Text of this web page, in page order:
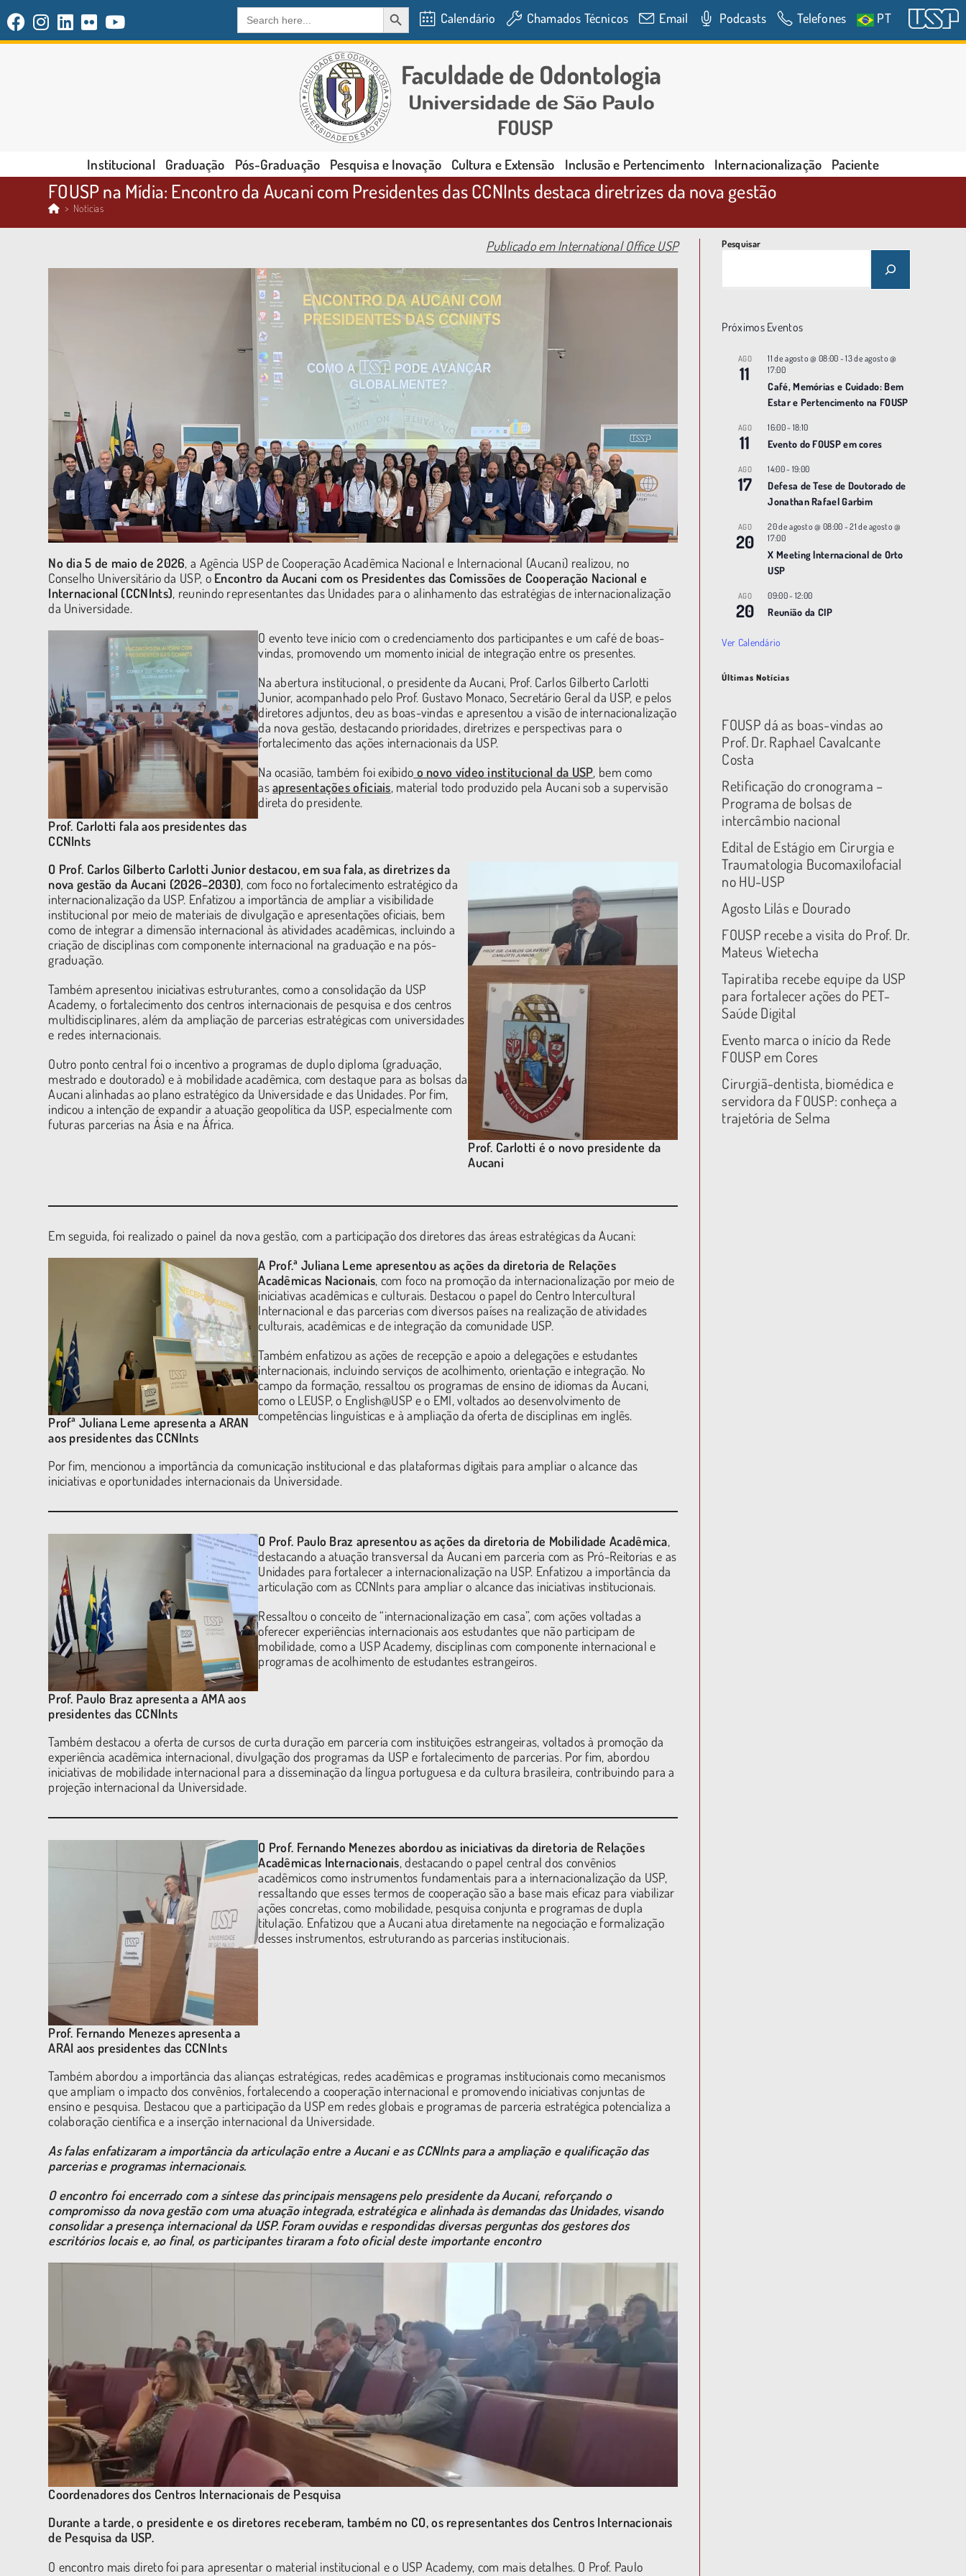
Search
for:
SEARCH BUTTON
Calendário Chamados Técnicos Email Podcasts Telefones PT
Institucional Graduação Pós-Graduação Pesquisa e Inovação Cultura e Extensão Inclusão e Pertencimento Internacionalização Paciente
FOUSP na Mídia: Encontro da Aucani com Presidentes das CCNInts destaca diretrizes da nova gestão
> Notícias
Publicado em International Office USP
No dia 5 de maio de 2026, a Agência USP de Cooperação Acadêmica Nacional e Internacional (Aucani) realizou, no
Conselho Universitário da USP, o Encontro da Aucani com os Presidentes das Comissões de Cooperação Nacional e
Internacional (CCNInts), reunindo representantes das Unidades para o alinhamento das estratégias de internacionalização
da Universidade.
Prof. Carlotti fala aos presidentes das
CCNInts
O evento teve início com o credenciamento dos participantes e um café de boas-
vindas, promovendo um momento inicial de integração entre os presentes.
Na abertura institucional, o presidente da Aucani, Prof. Carlos Gilberto Carlotti
Junior, acompanhado pelo Prof. Gustavo Monaco, Secretário Geral da USP, e pelos
diretores adjuntos, deu as boas-vindas e apresentou a visão de internacionalização
da nova gestão, destacando prioridades, diretrizes e perspectivas para o
fortalecimento das ações internacionais da USP.
Na ocasião, também foi exibido o novo vídeo institucional da USP, bem como
asapresentações oficiais, material todo produzido pela Aucani sob a supervisão
direta do presidente.
O Prof. Carlos Gilberto Carlotti Junior destacou, em sua fala, as diretrizes da
nova gestão da Aucani (2026–2030), com foco no fortalecimento estratégico da
internacionalização da USP. Enfatizou a importância de ampliar a visibilidade
institucional por meio de materiais de divulgação e apresentações oficiais, bem
como de integrar a dimensão internacional às atividades acadêmicas, incluindo a
criação de disciplinas com componente internacional na graduação e na pós-
graduação.
Também apresentou iniciativas estruturantes, como a consolidação da USP
Academy, o fortalecimento dos centros internacionais de pesquisa e dos centros
multidisciplinares, além da ampliação de parcerias estratégicas com universidades
e redes internacionais.
Outro ponto central foi o incentivo a programas de duplo diploma (graduação,
mestrado e doutorado) e à mobilidade acadêmica, com destaque para as bolsas da
Aucani alinhadas ao plano estratégico da Universidade e das Unidades. Por fim,
indicou a intenção de expandir a atuação geopolítica da USP, especialmente com
futuras parcerias na Ásia e na África.
Prof. Carlotti é o novo presidente da
Aucani
Em seguida, foi realizado o painel da nova gestão, com a participação dos diretores das áreas estratégicas da Aucani:
Profª Juliana Leme apresenta a ARAN
aos presidentes das CCNInts
A Prof.ª Juliana Leme apresentouas ações da diretoria de Relações
Acadêmicas Nacionais, com foco na promoção da internacionalização por meio de
iniciativas acadêmicas e culturais. Destacou o papel do Centro Intercultural
Internacional e das parcerias com diversos países na realização de atividades
culturais, acadêmicas e de integração da comunidade USP.
Também enfatizou as ações de recepção e apoio a delegações e estudantes
internacionais, incluindo serviços de acolhimento, orientação e integração. No
campo da formação, ressaltou os programas de ensino de idiomas da Aucani,
como o LEUSP, o English@USP e o EMI, voltados ao desenvolvimento de
competências linguísticas e à ampliação da oferta de disciplinas em inglês.
Por fim, mencionou a importância da comunicação institucional e das plataformas digitais para ampliar o alcance das
iniciativas e oportunidades internacionais da Universidade.
Prof. Paulo Braz apresenta a AMA aos
presidentes das CCNInts
O Prof. Paulo Braz apresentouas ações da diretoria de Mobilidade Acadêmica,
destacando a atuação transversal da Aucani em parceria com as Pró-Reitorias e as
Unidades para fortalecer a internacionalização na USP. Enfatizou a importância da
articulação com as CCNInts para ampliar o alcance das iniciativas institucionais.
Ressaltou o conceito de “internacionalização em casa”, com ações voltadas a
oferecer experiências internacionais aos estudantes que não participam de
mobilidade, como a USP Academy, disciplinas com componente internacional e
programas de acolhimento de estudantes estrangeiros.
Também destacou a oferta de cursos de curta duração em parceria com instituições estrangeiras, voltados à promoção da
experiência acadêmica internacional, divulgação dos programas da USP e fortalecimento de parcerias. Por fim, abordou
iniciativas de mobilidade internacional para a disseminação da língua portuguesa e da cultura brasileira, contribuindo para a
projeção internacional da Universidade.
Prof. Fernando Menezes apresenta a
ARAI aos presidentes das CCNInts
O Prof. Fernando Menezes abordouas iniciativas da diretoria de Relações
Acadêmicas Internacionais, destacando o papel central dos convênios
acadêmicos como instrumentos fundamentais para a internacionalização da USP,
ressaltando que esses termos de cooperação são a base mais eficaz para viabilizar
ações concretas, como mobilidade, pesquisa conjunta e programas de dupla
titulação. Enfatizou que a Aucani atua diretamente na negociação e formalização
desses instrumentos, estruturando as parcerias institucionais.
Também abordou a importância das alianças estratégicas, redes acadêmicas e programas institucionais como mecanismos
que ampliam o impacto dos convênios, fortalecendo a cooperação internacional e promovendo iniciativas conjuntas de
ensino e pesquisa. Destacou que a participação da USP em redes globais e programas de parceria estratégica potencializa a
colaboração científica e a inserção internacional da Universidade.
As falas enfatizaram a importância da articulação entre a Aucani e as CCNInts para a ampliação e qualificação das
parcerias e programas internacionais.
O encontro foi encerrado com a síntese das principais mensagens pelo presidente da Aucani, reforçando o
compromisso da nova gestão com uma atuação integrada, estratégica e alinhada às demandas das Unidades, visando
consolidar a presença internacional da USP. Foram ouvidas e respondidas diversas perguntas dos gestores dos
escritórios locais e, ao final, os participantes tiraram a foto oficial deste importante encontro
Coordenadores dos Centros Internacionais de Pesquisa
Durante a tarde, o presidente e os diretores receberam, também no CO, os representantes dos Centros Internacionais
de Pesquisa da USP.
O encontro mais direto foi para apresentar o material institucional e o USP Academy, com mais detalhes. O Prof. Paulo
Pesquisar
Próximos Eventos
AGO
11
11 de agosto @ 08:00 -13 de agosto @
17:00
Café, Memórias e Cuidado: Bem
Estar e Pertencimento na FOUSP
AGO
11
16:00- 18:10
Evento do FOUSP em cores
AGO
17
14:00- 19:00
Defesa de Tese de Doutorado de
Jonathan Rafael Garbim
AGO
20
20 de agosto @ 08:00 -21 de agosto @
17:00
X Meeting |nternacional de Orto
USP
AGO
20
09:00- 12:00
Reunião da CIP
Ver Calendário
Últimas Notícias
FOUSP dá as boas-vindas ao
Prof. Dr. Raphael Cavalcante
Costa
Retificação do cronograma –
Programa de bolsas de
intercâmbio nacional
Edital de Estágio em Cirurgia e
Traumatologia Bucomaxilofacial
no HU-USP
Agosto Lilás e Dourado
FOUSP recebe a visita do Prof. Dr.
Mateus Wietecha
Tapiratiba recebe equipe da USP
para fortalecer ações do PET-
Saúde Digital
Evento marca o início da Rede
FOUSP em Cores
Cirurgiã-dentista, biomédica e
servidora da FOUSP: conheça a
trajetória de Selma